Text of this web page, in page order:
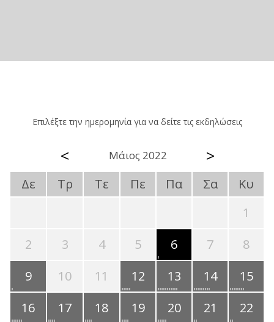
Επιλέξτε την ημερομηνία για να δείτε τις εκδηλώσεις
< Μάιος 2022 >
Δε Τρ Τε Πε Πα Σα
Κυ
1
2
3 4 5 6 7
8
9
10 11 12 13 14
15
16
17 18 19 20 21 22